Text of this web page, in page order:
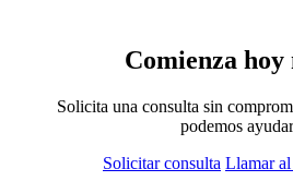
Comienza hoy
Solicita una consulta sin
podemos
Solicitar consulta Llamar